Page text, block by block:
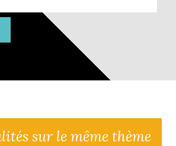
sur le même thème